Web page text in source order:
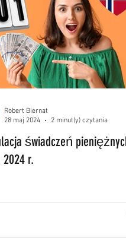
świadczeń pieniężnych
2024 r.
Robert Biernat
28 maj 2024
2 minut(y) czytania